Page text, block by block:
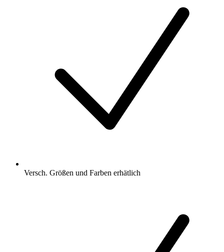
Versch. Größen und Farben erhätlich